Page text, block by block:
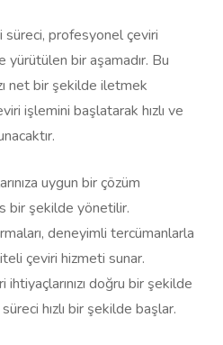
süreci, profesyonel çeviri
yürütülen bir aşamadır. Bu
net bir şekilde iletmek
işlemini başlatarak hızlı ve
uygun bir çözüm
bir şekilde yönetilir.
deneyimli tercümanlarla
çeviri hizmeti sunar.
doğru bir şekilde
hızlı bir şekilde başlar.